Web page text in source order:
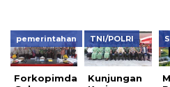
pemerintahan
Forkopimda
TNI/POLRI
Kunjungan